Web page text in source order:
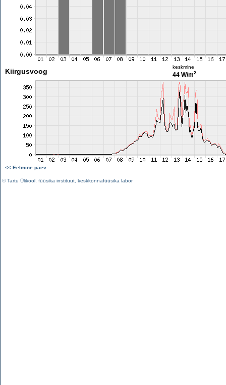
Kiirgusvoog
keskmine
44 W/m2
<< Eelmine päev
©Tartu Ülikool füüsika instituut keskkonnafüüsika labor